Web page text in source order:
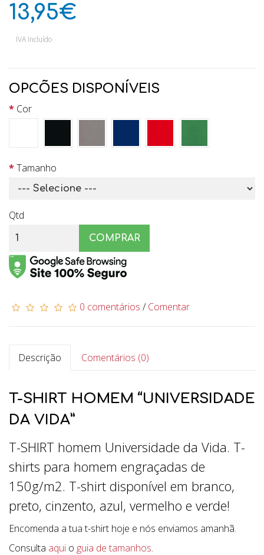
13,95€
IVA Incluído
OPCÕES DISPONÍVEIS
Cor
Tamanho
Qtd
COMPRAR
0 comentários /Comentar
Descrição Comentários (0)
T-SHIRT HOMEM “UNIVERSIDADE
DA VIDA”
T-SHIRT homem Universidade da Vida. T-
shirts para homem engraçadas de
150g/m2. T-shirt disponível em branco,
preto, cinzento, azul, vermelho e verde!
Encomenda a tua t-shirt hoje e nós enviamos amanhã.
Consulta aqui o guia de tamanhos.